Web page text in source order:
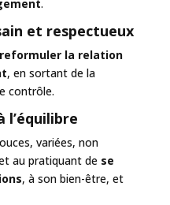
.
et respectueux
reformuler la relation
, en sortant de la
contrôle.
l’équilibre
variées, non
au pratiquant de se
, à son bien-être, et